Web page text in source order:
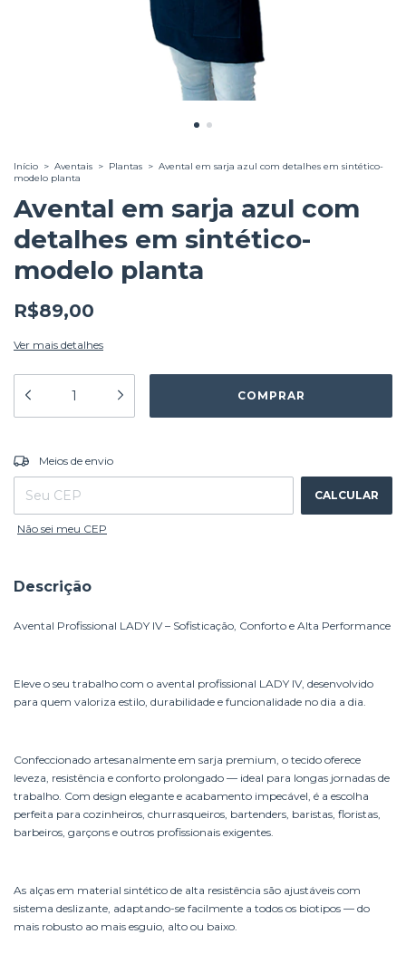
Início > Aventais > Plantas > Avental em sarja azul com detalhes em sintético-
modelo planta
Avental em sarja azul com
detalhes em sintético-
modelo planta
R$89,00
Ver mais detalhes
Entregas para o CEP:
Meios de envio
CALCULAR
Não sei meu CEP
Descrição
Avental Profissional LADY IV – Sofisticação, Conforto e Alta Performance
Eleve o seu trabalho com o avental profissional LADY IV, desenvolvido
para quem valoriza estilo, durabilidade e funcionalidade no dia a dia.
Confeccionado artesanalmente em sarja premium, o tecido oferece
leveza, resistência e conforto prolongado — ideal para longas jornadas de
trabalho. Com design elegante e acabamento impecável, é a escolha
perfeita para cozinheiros, churrasqueiros, bartenders, baristas, floristas,
barbeiros, garçons e outros profissionais exigentes.
As alças em material sintético de alta resistência são ajustáveis com
sistema deslizante, adaptando-se facilmente a todos os biotipos — do
mais robusto ao mais esguio, alto ou baixo.